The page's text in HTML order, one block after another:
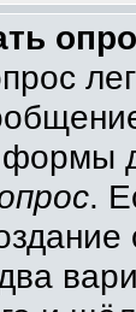
формы
.